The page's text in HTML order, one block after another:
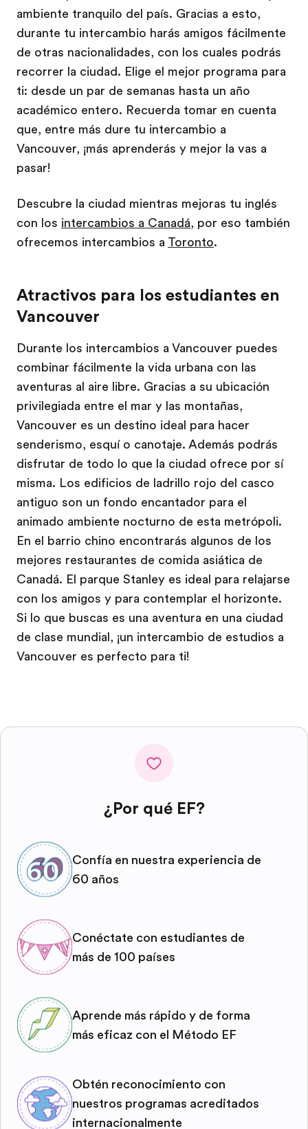
ambiente tranquilo del país. Gracias a esto,
durante tu intercambio harás amigos fácilmente
de otras nacionalidades, con los cuales podrás
recorrer la ciudad. Elige el mejor programa para
ti: desde un par de semanas hasta un año
académico entero. Recuerda tomar en cuenta
que, entre más dure tu intercambio a
Vancouver, ¡más aprenderás y mejor la vas a
pasar!
Descubre la ciudad mientras mejoras tu inglés
con los intercambios a Canadá, por eso también
ofrecemos intercambios a Toronto.
Atractivos para los estudiantes en
Vancouver
Durante los intercambios a Vancouver puedes
combinar fácilmente la vida urbana con las
aventuras al aire libre. Gracias a su ubicación
privilegiada entre el mar y las montañas,
Vancouver es un destino ideal para hacer
senderismo, esquí o canotaje. Además podrás
disfrutar de todo lo que la ciudad ofrece por sí
misma. Los edificios de ladrillo rojo del casco
antiguo son un fondo encantador para el
animado ambiente nocturno de esta metrópoli.
En el barrio chino encontrarás algunos de los
mejores restaurantes de comida asiática de
Canadá. El parque Stanley es ideal para relajarse
con los amigos y para contemplar el horizonte.
Si lo que buscas es una aventura en una ciudad
de clase mundial, ¡un intercambio de estudios a
Vancouver es perfecto para ti!
¿Por qué EF?
Confía en nuestra experiencia de
60 años
Conéctate con estudiantes de
más de 100 países
Aprende más rápido y de forma
más eficaz con el Método EF
Obtén reconocimiento con
nuestros programas acreditados
internacionalmente